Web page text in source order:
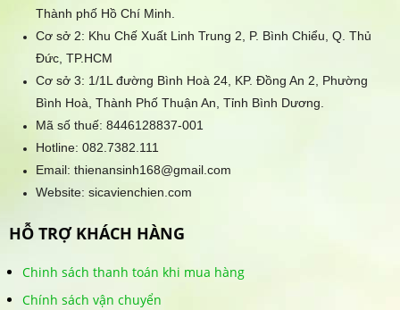
Thành phố Hồ Chí Minh.
Cơ sở 2: Khu Chế Xuất Linh Trung 2, P. Bình Chiểu, Q. Thủ
Đức, TP.HCM
Cơ sở 3: 1/1L đường Bình Hoà 24, KP. Đồng An 2, Phường
Bình Hoà, Thành Phố Thuận An, Tỉnh Bình Dương.
Mã số thuế: 8446128837-001
Hotline: 082.7382.111
Email: thienansinh168@gmail.com
Website: sicavienchien.com
HỖ TRỢ KHÁCH HÀNG
Chinh sách thanh toán khi mua hàng
Chính sách vận chuyển